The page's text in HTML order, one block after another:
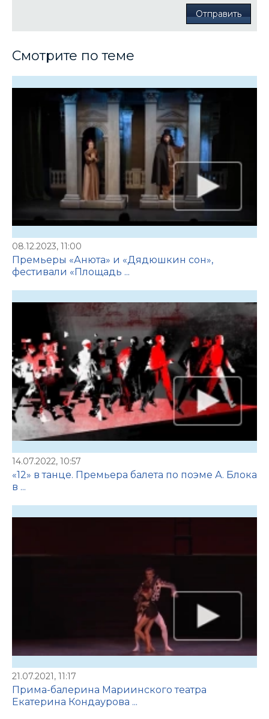
Отправить
Смотрите по теме
08.12.2023, 11:00
Премьеры «Анюта» и «Дядюшкин сон»,
фестивали «Площадь ...
14.07.2022, 10:57
«12» в танце. Премьера балета по поэме А. Блока
в ...
21.07.2021, 11:17
Прима-балерина Мариинского театра
Екатерина Кондаурова ...